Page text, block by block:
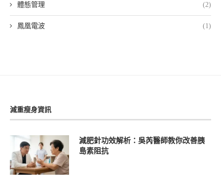
體態管理 (2)
鳳凰電波 (1)
減重瘦身資訊
減肥針功效解析：吳芮醫師教你改善胰
島素阻抗